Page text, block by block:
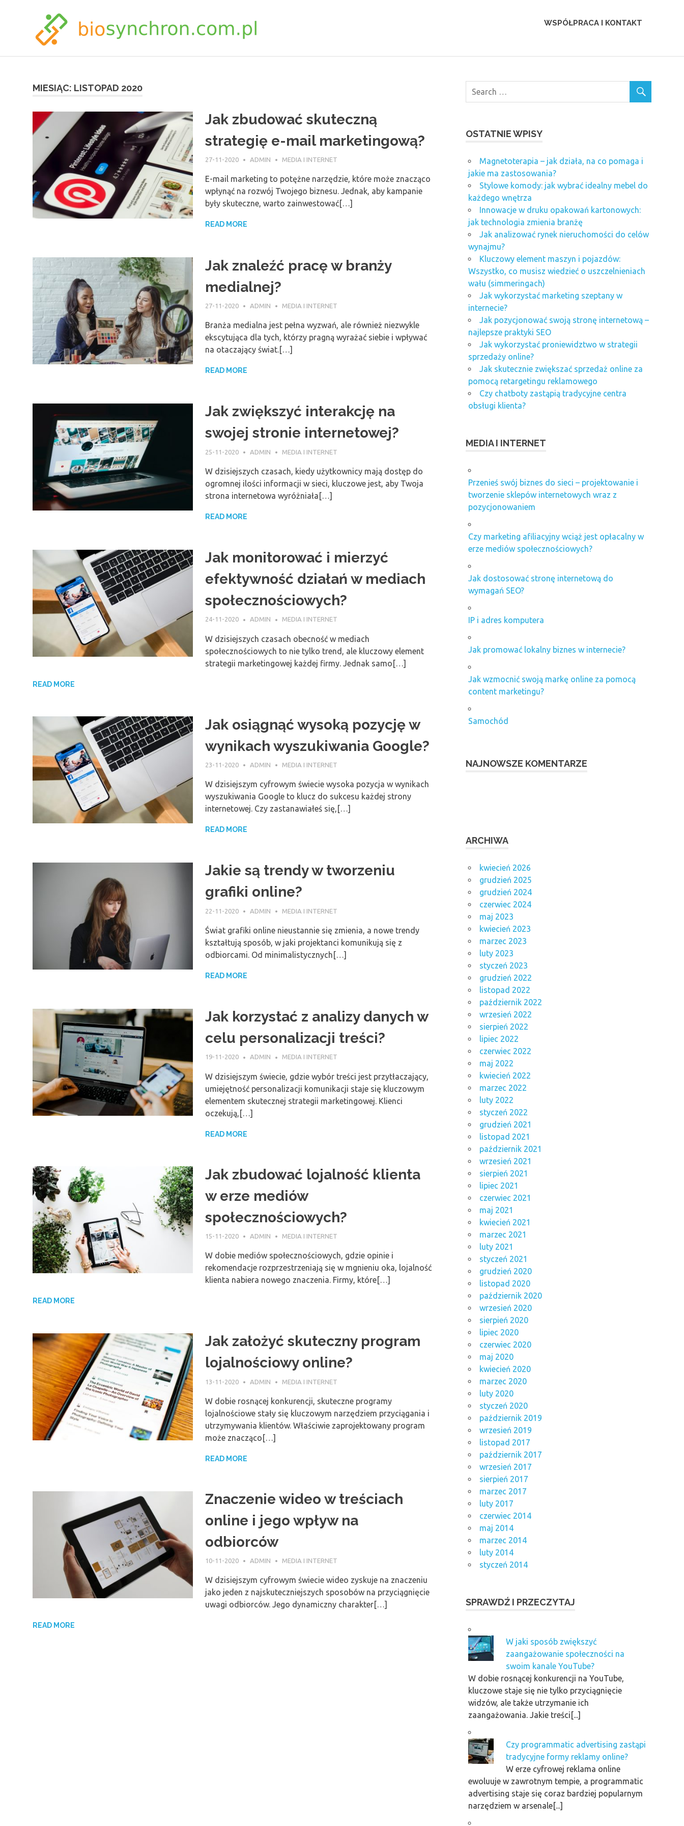
WSPÓŁPRACA I KONTAKT
MIESIĄC: LISTOPAD 2020
Jak zbudować skuteczną
strategię e-mail marketingową?
27-11-2020 ADMIN MEDIA I INTERNET
E-mail marketing to potężne narzędzie, które może znacząco
wpłynąć na rozwój Twojego biznesu. Jednak, aby kampanie
były skuteczne, warto zainwestować[…]
READ MORE
Jak znaleźć pracę w branży
medialnej?
27-11-2020 ADMIN MEDIA I INTERNET
Branża medialna jest pełna wyzwań, ale również niezwykle
ekscytująca dla tych, którzy pragną wyrażać siebie i wpływać
na otaczający świat.[…]
READ MORE
Jak zwiększyć interakcję na
swojej stronie internetowej?
25-11-2020 ADMIN MEDIA I INTERNET
W dzisiejszych czasach, kiedy użytkownicy mają dostęp do
ogromnej ilości informacji w sieci, kluczowe jest, aby Twoja
strona internetowa wyróżniała[…]
READ MORE
Jak monitorować i mierzyć
efektywność działań w mediach
społecznościowych?
24-11-2020 ADMIN MEDIA I INTERNET
W dzisiejszych czasach obecność w mediach
społecznościowych to nie tylko trend, ale kluczowy element
strategii marketingowej każdej firmy. Jednak samo[…]
READ MORE
Jak osiągnąć wysoką pozycję w
wynikach wyszukiwania Google?
23-11-2020 ADMIN MEDIA I INTERNET
W dzisiejszym cyfrowym świecie wysoka pozycja w wynikach
wyszukiwania Google to klucz do sukcesu każdej strony
internetowej. Czy zastanawiałeś się,[…]
READ MORE
Jakie są trendy w tworzeniu
grafiki online?
22-11-2020 ADMIN MEDIA I INTERNET
Świat grafiki online nieustannie się zmienia, a nowe trendy
kształtują sposób, w jaki projektanci komunikują się z
odbiorcami. Od minimalistycznych[…]
READ MORE
Jak korzystać z analizy danych w
celu personalizacji treści?
19-11-2020 ADMIN MEDIA I INTERNET
W dzisiejszym świecie, gdzie wybór treści jest przytłaczający,
umiejętność personalizacji komunikacji staje się kluczowym
elementem skutecznej strategii marketingowej. Klienci
oczekują,[…]
READ MORE
Jak zbudować lojalność klienta
w erze mediów
społecznościowych?
15-11-2020 ADMIN MEDIA I INTERNET
W dobie mediów społecznościowych, gdzie opinie i
rekomendacje rozprzestrzeniają się w mgnieniu oka, lojalność
klienta nabiera nowego znaczenia. Firmy, które[…]
READ MORE
Jak założyć skuteczny program
lojalnościowy online?
13-11-2020 ADMIN MEDIA I INTERNET
W dobie rosnącej konkurencji, skuteczne programy
lojalnościowe stały się kluczowym narzędziem przyciągania i
utrzymywania klientów. Właściwie zaprojektowany program
może znacząco[…]
READ MORE
Znaczenie wideo w treściach
online i jego wpływ na
odbiorców
10-11-2020 ADMIN MEDIA I INTERNET
W dzisiejszym cyfrowym świecie wideo zyskuje na znaczeniu
jako jeden z najskuteczniejszych sposobów na przyciągnięcie
uwagi odbiorców. Jego dynamiczny charakter[…]
READ MORE
OSTATNIE WPISY
Magnetoterapia – jak działa, na co pomaga i
jakie ma zastosowania?
Stylowe komody: jak wybrać idealny mebel do
każdego wnętrza
Innowacje w druku opakowań kartonowych:
jak technologia zmienia branżę
Jak analizować rynek nieruchomości do celów
wynajmu?
Kluczowy element maszyn i pojazdów:
Wszystko, co musisz wiedzieć o uszczelnieniach
wału (simmeringach)
Jak wykorzystać marketing szeptany w
internecie?
Jak pozycjonować swoją stronę internetową –
najlepsze praktyki SEO
Jak wykorzystać proniewidztwo w strategii
sprzedaży online?
Jak skutecznie zwiększać sprzedaż online za
pomocą retargetingu reklamowego
Czy chatboty zastąpią tradycyjne centra
obsługi klienta?
MEDIA I INTERNET
Przenieś swój biznes do sieci – projektowanie i
tworzenie sklepów internetowych wraz z
pozycjonowaniem
Czy marketing afiliacyjny wciąż jest opłacalny w
erze mediów społecznościowych?
Jak dostosować stronę internetową do
wymagań SEO?
IP i adres komputera
Jak promować lokalny biznes w internecie?
Jak wzmocnić swoją markę online za pomocą
content marketingu?
Samochód
NAJNOWSZE KOMENTARZE
ARCHIWA
kwiecień 2026
grudzień 2025
grudzień 2024
czerwiec 2024
maj 2023
kwiecień 2023
marzec 2023
luty 2023
styczeń 2023
grudzień 2022
listopad 2022
październik 2022
wrzesień 2022
sierpień 2022
lipiec 2022
czerwiec 2022
maj 2022
kwiecień 2022
marzec 2022
luty 2022
styczeń 2022
grudzień 2021
listopad 2021
październik 2021
wrzesień 2021
sierpień 2021
lipiec 2021
czerwiec 2021
maj 2021
kwiecień 2021
marzec 2021
luty 2021
styczeń 2021
grudzień 2020
listopad 2020
październik 2020
wrzesień 2020
sierpień 2020
lipiec 2020
czerwiec 2020
maj 2020
kwiecień 2020
marzec 2020
luty 2020
styczeń 2020
październik 2019
wrzesień 2019
listopad 2017
październik 2017
wrzesień 2017
sierpień 2017
marzec 2017
luty 2017
czerwiec 2014
maj 2014
marzec 2014
luty 2014
styczeń 2014
SPRAWDŹ I PRZECZYTAJ
W jaki sposób zwiększyć
zaangażowanie społeczności na
swoim kanale YouTube?
W dobie rosnącej konkurencji na YouTube,
kluczowe staje się nie tylko przyciągnięcie
widzów, ale także utrzymanie ich
zaangażowania. Jakie treści[...]
Czy programmatic advertising zastąpi
tradycyjne formy reklamy online?
W erze cyfrowej reklama online
ewoluuje w zawrotnym tempie, a programmatic
advertising staje się coraz bardziej popularnym
narzędziem w arsenale[...]